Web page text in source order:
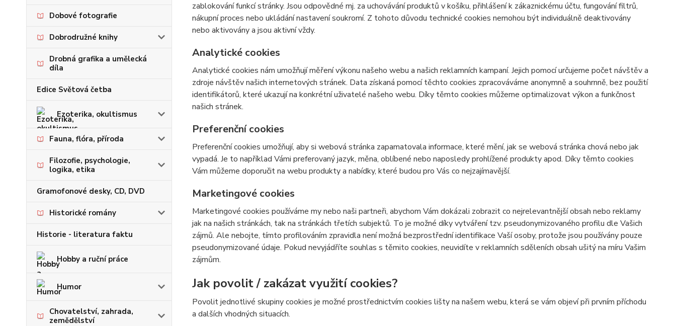
Dobové fotografie
Dobrodružné knihy
Drobná grafika a umělecká
díla
Edice Světová četba
Ezoterika, okultismus
Fauna, flóra, příroda
Filozofie, psychologie,
logika, etika
Gramofonové desky, CD, DVD
Historické romány
Historie - literatura faktu
Hobby a ruční práce
Humor
Chovatelství, zahrada,
zemědělství
zablokování funkcí stránky. Jsou odpovědné mj. za uchovávání produktů v košíku, přihlášení k zákaznickému účtu, fungování filtrů,
nákupní proces nebo ukládání nastavení soukromí. Z tohoto důvodu technické cookies nemohou být individuálně deaktivovány
nebo aktivovány a jsou aktivní vždy.
Analytické cookies
Analytické cookies nám umožňují měření výkonu našeho webu a našich reklamních kampaní. Jejich pomocí určujeme počet návštěv a
zdroje návštěv našich internetových stránek. Data získaná pomocí těchto cookies zpracováváme anonymně a souhrnně, bez použití
identifikátorů, které ukazují na konkrétní uživatelé našeho webu. Díky těmto cookies můžeme optimalizovat výkon a funkčnost
našich stránek.
Preferenční cookies
Preferenční cookies umožňují, aby si webová stránka zapamatovala informace, které mění, jak se webová stránka chová nebo jak
vypadá. Je to například Vámi preferovaný jazyk, měna, oblíbené nebo naposledy prohlížené produkty apod. Díky těmto cookies
Vám můžeme doporučit na webu produkty a nabídky, které budou pro Vás co nejzajímavější.
Marketingové cookies
Marketingové cookies používáme my nebo naši partneři, abychom Vám dokázali zobrazit co nejrelevantnější obsah nebo reklamy
jak na našich stránkách, tak na stránkách třetích subjektů. To je možné díky vytváření tzv. pseudonymizovaného profilu dle Vašich
zájmů. Ale nebojte, tímto profilováním zpravidla není možná bezprostřední identifikace Vaší osoby, protože jsou používány pouze
pseudonymizované údaje. Pokud nevyjádříte souhlas s těmito cookies, neuvidíte v reklamních sděleních obsah ušitý na míru Vašim
zájmům.
Jak povolit / zakázat využití cookies?
Povolit jednotlivé skupiny cookies je možné prostřednictvím cookies lišty na našem webu, která se vám objeví při prvním příchodu
a dalších vhodných situacích.